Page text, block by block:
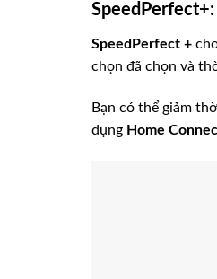
SpeedPerfect +
chọn đã chọn và
Bạn có thể giảm
dụng Home